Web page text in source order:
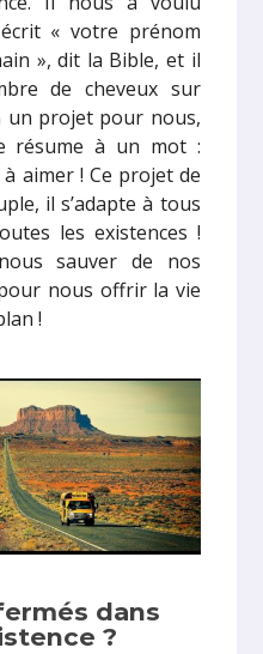
« votre prénom
», dit la Bible, et il
de cheveux sur
un projet pour nous,
résume à un mot :
aimer ! Ce projet de
il s’adapte à tous
les existences !
sauver de nos
nous offrir la vie
!
dans
?